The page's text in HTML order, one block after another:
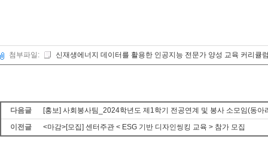
첨부파일: 신재생에너지 데이터를 활용한 인공지능 전문가 양성 교육 커리큘
다음글
[홍보] 사회봉사팀_2024학년도 제1학기 전공연계 및 봉사 소모임(동아
이전글
<마감>[모집] 센터주관 < ESG 기반 디자인씽킹 교육 > 참가 모집